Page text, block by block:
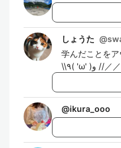
しょうた @
学んだことを
\\٩( 'ω' )و //／／
@ikura_ooo